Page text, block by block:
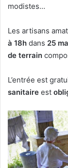
modistes…
Les artisans
à 18h dans 25
de terrain
L’entrée est
sanitaire est